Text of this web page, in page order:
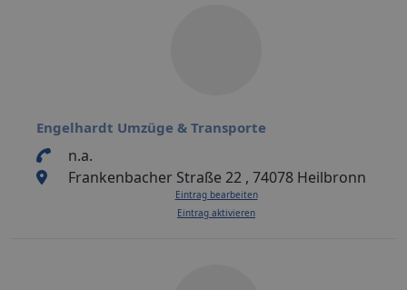
Engelhardt Umzüge & Transporte
n.a.
Frankenbacher Straße 22 , 74078 Heilbronn
Eintrag bearbeiten
Eintrag aktivieren